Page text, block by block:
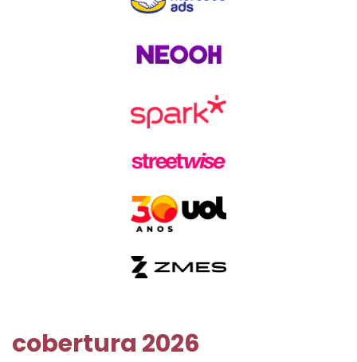
cobertura 2026